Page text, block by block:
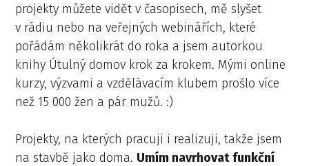
projekty můžete vidět v časopisech, mě slyšet
v rádiu nebo na veřejných webinářích, které
pořádám několikrát do roka a jsem autorkou
knihy Útulný domov krok za krokem. Mými online
kurzy, výzvami a vzdělávacím klubem prošlo více
než 15 000 žen a pár mužů. :)
Projekty, na kterých pracuji i realizuji, takže jsem
na stavbě jako doma. Umím navrhovat funkční